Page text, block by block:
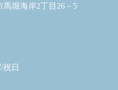
馬堀海岸2丁目26－5
日